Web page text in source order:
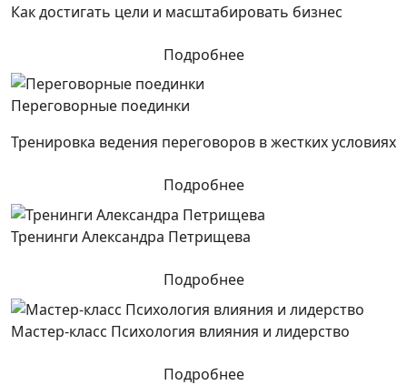
Как достигать цели и масштабировать бизнес
Подробнее
Переговорные поединки
Тренировка ведения переговоров в жестких условиях
Подробнее
Тренинги Александра Петрищева
Подробнее
Мастер-класс Психология влияния и лидерство
Подробнее